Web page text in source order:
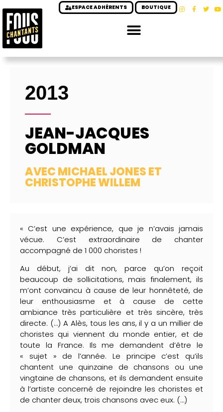
ESPACE ADHÉRENTS BOUTIQUE
2013
JEAN-JACQUES
GOLDMAN
AVEC MICHAEL JONES ET
CHRISTOPHE WILLEM
« C’est une expérience, que je n’avais jamais
vécue. C’est extraordinaire de chanter
accompagné de 1 000 choristes !
Au début, j’ai dit non, parce qu’on reçoit
beaucoup de sollicitations, mais finalement, ils
m’ont convaincu à cause de leur honnêteté, de
leur enthousiasme et à cause de cette
ambiance très particulière et très sincère, très
directe. (…) A Alès, tous les ans, il y a un millier de
choristes qui viennent du monde entier, et de
toute la France. Ils me demandent d’être le
« sujet » de l’année. Le principe c’est qu’ils
chantent une quinzaine de chansons ou une
vingtaine de chansons, et ils demandent ensuite
à l’artiste concerné de rejoindre les choristes et
de chanter deux, trois chansons avec eux. (…)